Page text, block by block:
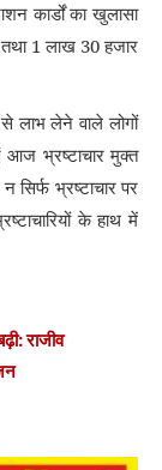
कार्डों का खुलासा
1 लाख 30 हजार
लाभ लेने वाले लोगों
आज भ्रष्टाचार मुक्त
सिर्फ भ्रष्टाचार पर
के हाथ में
राजीव